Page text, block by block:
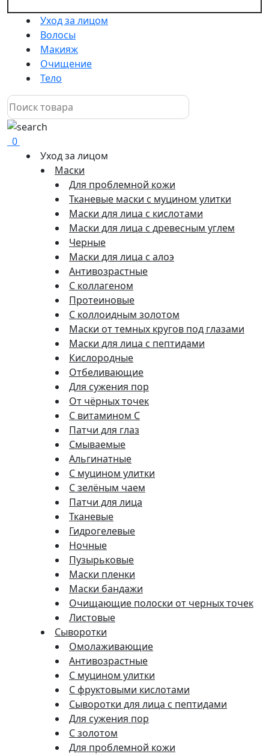
Уход за лицом
Волосы
Макияж
Очищение
Тело
0
Уход за лицом
Маски
Для проблемной кожи
Тканевые маски с муцином улитки
Маски для лица с кислотами
Маски для лица с древесным углем
Черные
Маски для лица с алоэ
Антивозрастные
С коллагеном
Протеиновые
С коллоидным золотом
Маски от темных кругов под глазами
Маски для лица с пептидами
Кислородные
Отбеливающие
Для сужения пор
От чёрных точек
С витамином C
Патчи для глаз
Смываемые
Альгинатные
С муцином улитки
С зелёным чаем
Патчи для лица
Тканевые
Гидрогелевые
Ночные
Пузырьковые
Маски пленки
Маски бандажи
Очищающие полоски от черных точек
Листовые
Сыворотки
Омолаживающие
Антивозрастные
С муцином улитки
С фруктовыми кислотами
Сыворотки для лица с пептидами
Для сужения пор
С золотом
Для проблемной кожи